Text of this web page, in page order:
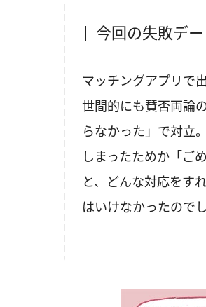
今回の失敗デ
マッチングアプリで
世間的にも賛否両論
らなかった」で対立
しまったためか「ご
と、どんな対応をす
はいけなかったので